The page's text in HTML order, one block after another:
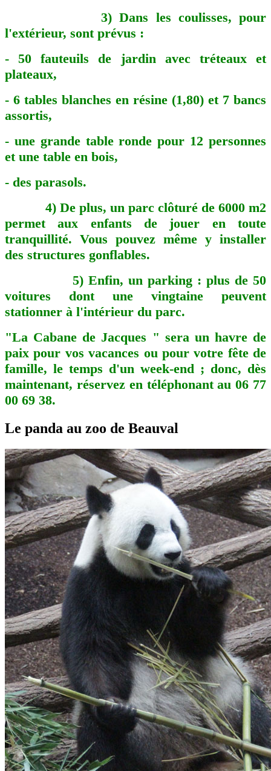
3) Dans les coulisses, pour
l'extérieur, sont prévus :
- 50 fauteuils de jardin avec tréteaux et
plateaux,
- 6 tables blanches en résine (1,80) et 7 bancs
assortis,
- une grande table ronde pour 12 personnes
et une table en bois,
- des parasols.
4) De plus, un parc clôturé de 6000 m2
permet aux enfants de jouer en toute
tranquillité. Vous pouvez même y installer
des structures gonflables.
5) Enfin, un parking : plus de 50
voitures dont une vingtaine peuvent
stationner à l'intérieur du parc.
"La Cabane de Jacques " sera un havre de
paix pour vos vacances ou pour votre fête de
famille, le temps d'un week-end ; donc, dès
maintenant, réservez en téléphonant au 06 77
00 69 38.
Le panda au zoo de Beauval